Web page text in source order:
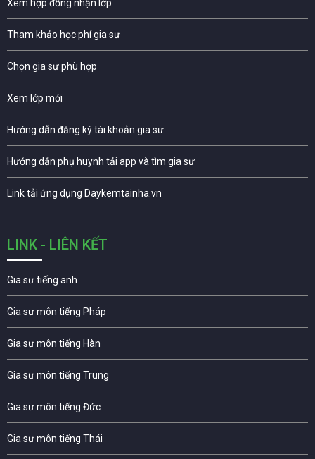
Xem hợp đồng nhận lớp
Tham khảo học phí gia sư
Chọn gia sư phù hợp
Xem lớp mới
Hướng dẫn đăng ký tài khoản gia sư
Hướng dẫn phụ huynh tải app và tìm gia sư
Link tải ứng dụng Daykemtainha.vn
LINK - LIÊN KẾT
Gia sư tiếng anh
Gia sư môn tiếng Pháp
Gia sư môn tiếng Hàn
Gia sư môn tiếng Trung
Gia sư môn tiếng Đức
Gia sư môn tiếng Thái